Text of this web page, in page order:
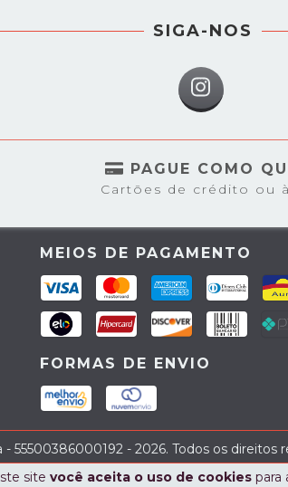
site você aceita o uso de cookies para
SIGA-NOS
PAGUE COMO
Cartões de crédito ou
MEIOS DE PAGAMENTO
FORMAS DE ENVIO
- 2026. Todos os direitos